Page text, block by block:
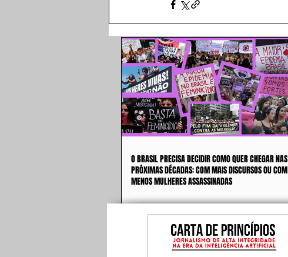
O BRASIL PRECISA DECIDIR COMO QUER CHEGAR NAS
PRÓXIMAS DÉCADAS: COM MAIS DISCURSOS OU COM
MENOS MULHERES ASSASSINADAS